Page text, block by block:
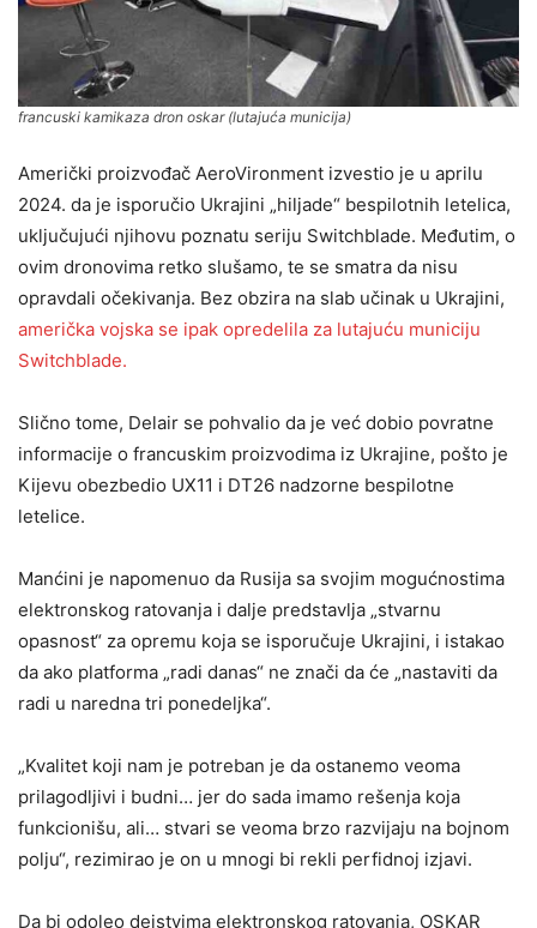
francuski kamikaza dron oskar (lutajuća municija)
Američki proizvođač AeroVironment izvestio je u aprilu
2024. da je isporučio Ukrajini „hiljade“ bespilotnih letelica,
uključujući njihovu poznatu seriju Switchblade. Međutim, o
ovim dronovima retko slušamo, te se smatra da nisu
opravdali očekivanja. Bez obzira na slab učinak u Ukrajini,
američka vojska se ipak opredelila za lutajuću municiju
Switchblade.
Slično tome, Delair se pohvalio da je već dobio povratne
informacije o francuskim proizvodima iz Ukrajine, pošto je
Kijevu obezbedio UX11 i DT26 nadzorne bespilotne
letelice.
Manćini je napomenuo da Rusija sa svojim mogućnostima
elektronskog ratovanja i dalje predstavlja „stvarnu
opasnost“ za opremu koja se isporučuje Ukrajini, i istakao
da ako platforma „radi danas“ ne znači da će „nastaviti da
radi u naredna tri ponedeljka“.
„Kvalitet koji nam je potreban je da ostanemo veoma
prilagodljivi i budni… jer do sada imamo rešenja koja
funkcionišu, ali… stvari se veoma brzo razvijaju na bojnom
polju“, rezimirao je on u mnogi bi rekli perfidnoj izjavi.
Da bi odoleo dejstvima elektronskog ratovanja, OSKAR